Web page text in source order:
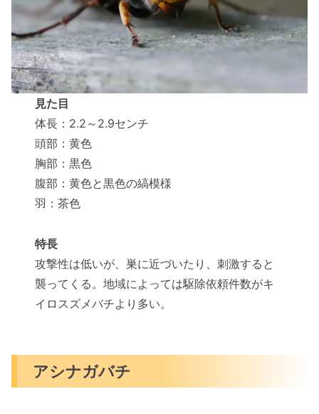
見た目
体長：2.2～2.9センチ
頭部：黄色
胸部：黒色
腹部：黄色と黒色の縞模様
羽：茶色
特長
攻撃性は低いが、巣に近づいたり、刺激すると
襲ってくる。地域によっては駆除依頼件数がキ
イロスズメバチより多い。
アシナガバチ